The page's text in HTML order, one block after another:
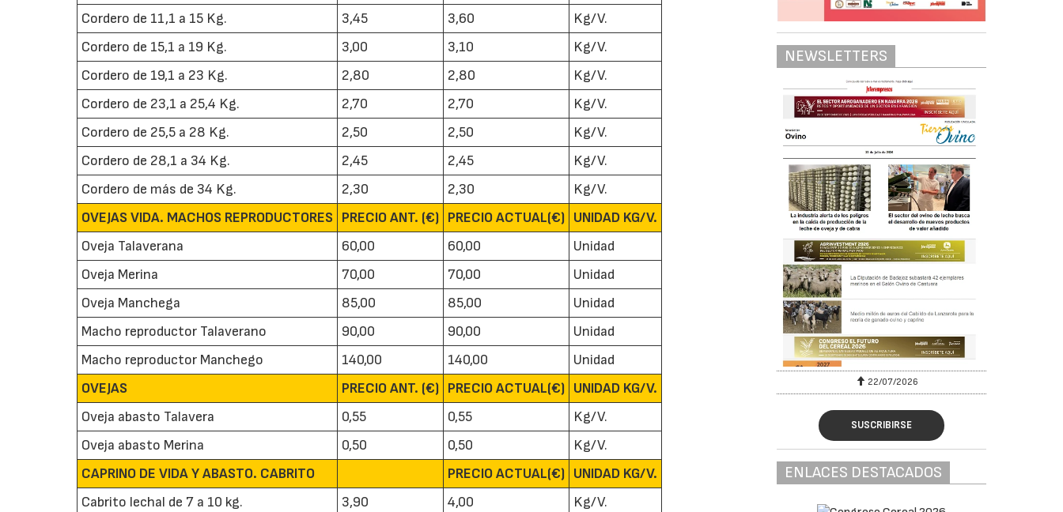
Cordero de 11,1 a 15 Kg.
3,45 3,60
Kg/V.
Cordero de 15,1 a 19 Kg.
3,00 3,10
Kg/V.
Cordero de 19,1 a 23 Kg.
2,80 2,80
Kg/V.
Cordero de 23,1 a 25,4 Kg.
2,70 2,70
Kg/V.
Cordero de 25,5 a 28 Kg.
2,50 2,50
Kg/V.
Cordero de 28,1 a 34 Kg.
2,45 2,45
Kg/V.
Cordero de más de 34 Kg.
2,30 2,30
Kg/V.
OVEJAS VIDA. MACHOS REPRODUCTORES
PRECIO ANT. (€) PRECIO ACTUAL(€) UNIDAD KG/V.
Oveja Talaverana
60,00 60,00
Unidad
Oveja Merina
70,00 70,00
Unidad
Oveja Manchega
85,00 85,00
Unidad
Macho reproductor Talaverano
90,00 90,00
Unidad
Macho reproductor Manchego
140,00 140,00
Unidad
OVEJAS
PRECIO ANT. (€) PRECIO ACTUAL(€) UNIDAD KG/V.
Oveja abasto Talavera
0,55 0,55
Kg/V.
Oveja abasto Merina
0,50 0,50
Kg/V.
CAPRINO DE VIDA Y ABASTO. CABRITO
PRECIO ACTUAL(€) UNIDAD KG/V.
Cabrito lechal de 7 a 10 kg.
3,90 4,00
Kg/V.
NEWSLETTERS
22/07/2026 22/07/2026
SUSCRIBIRSE
ENLACES DESTACADOS